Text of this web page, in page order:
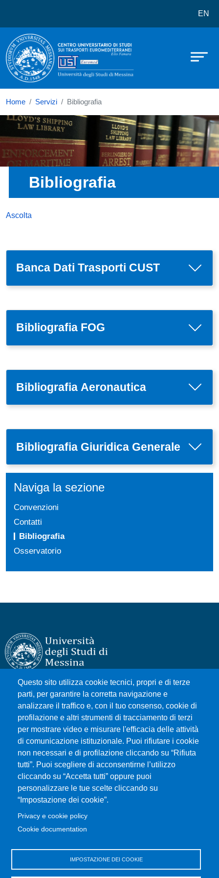
Centro Universitario di studi sui EN
Home Servizi Bibliografia
Immagine
Bibliografia
Ascolta
Banca Dati Trasporti CUST
Bibliografia FOG
Bibliografia Aeronautica
Bibliografia Giuridica Generale
Naviga la sezione
Convenzioni
Contatti
Bibliografia
Osservatorio
Questo sito utilizza cookie tecnici, propri e di terze
parti, per garantire la corretta navigazione e
analizzare il traffico e, con il tuo consenso, cookie di
profilazione e altri strumenti di tracciamento di terzi
per mostrare video e misurare l'efficacia delle attività
di comunicazione istituzionale. Puoi rifiutare i cookie
non necessari e di profilazione cliccando su “Rifiuta
tutti”. Puoi scegliere di acconsentirne l’utilizzo
cliccando su “Accetta tutti” oppure puoi
personalizzare le tue scelte cliccando su
“Impostazione dei cookie”.
Privacy e cookie policy
Cookie documentation
IMPOSTAZIONE DEI COOKIE
Università degli Studi di Messina
Piazza Pugliatti, 1 - 98122 Messina
Cod. Fiscale 80004070837
P.IVA 00724160833
Centralino: 090 676 1
MENÙ SOCIAL
MENÙ FOOTER 1
Accessibilità
Mappa del sito
Privacy e cookie policy
Rivedi le tue scelte sui cookie